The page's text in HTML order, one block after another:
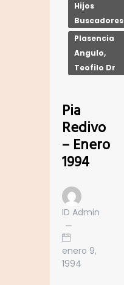
Hijos
Buscadores
Plasencia
Angulo,
Teofilo Dr
Pia
Redivo
– Enero
1994
ID Admin
enero 9,
1994